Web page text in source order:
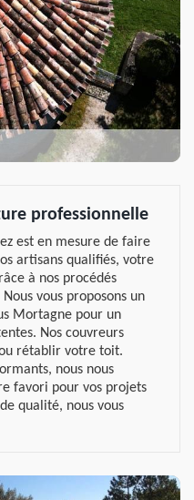
professionnelle
est en mesure de faire
artisans qualifiés, votre
à nos procédés
vous proposons un
Mortagne pour un
Nos couvreurs
rétablir votre toit.
nous nous
favori pour vos projets
qualité, nous vous